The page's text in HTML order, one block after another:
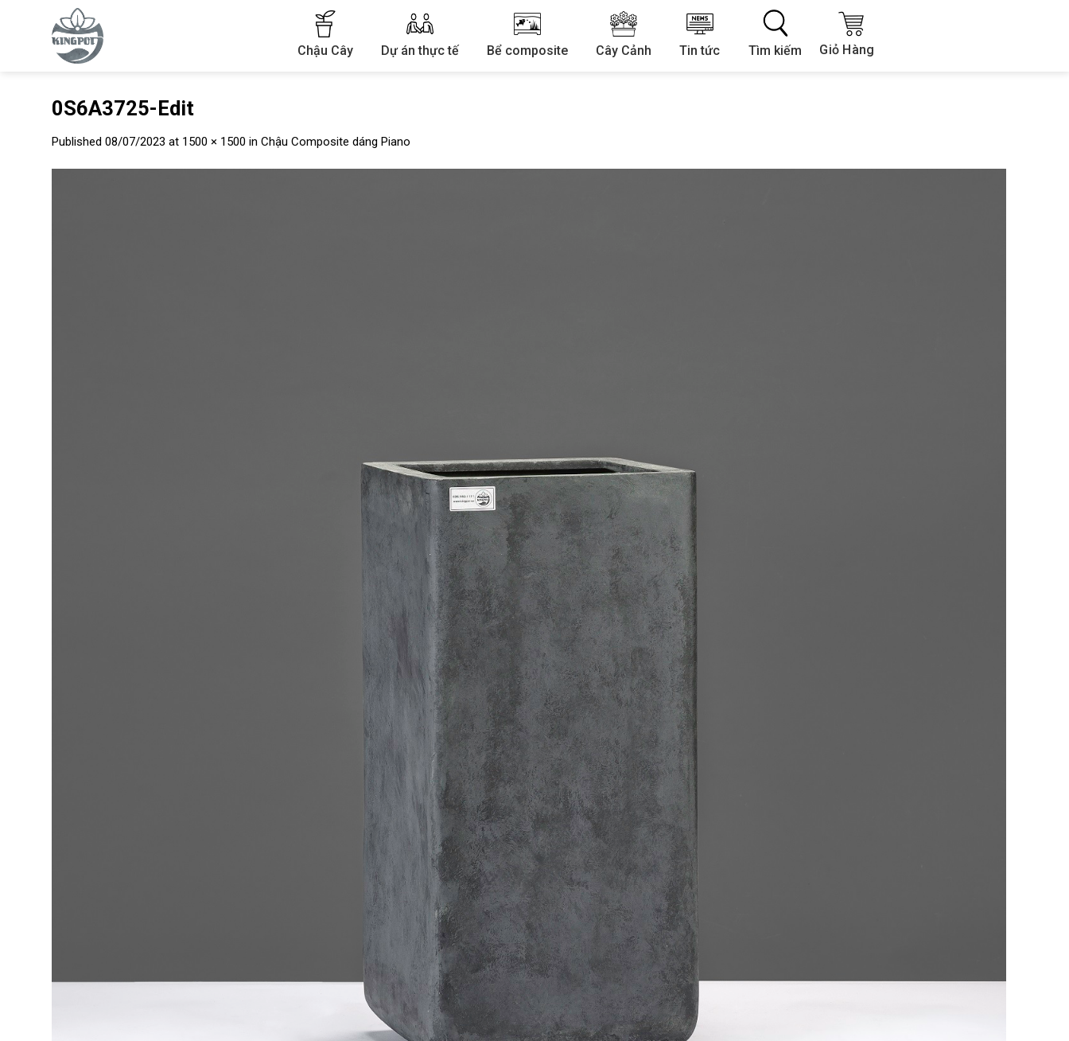
Chậu Cây Dự án thực tế Bể composite Cây Cảnh Tin tức Tìm kiếm Giỏ Hàng
0S6A3725-Edit
Published 08/07/2023 at 1500 × 1500 in Chậu Composite dáng Piano